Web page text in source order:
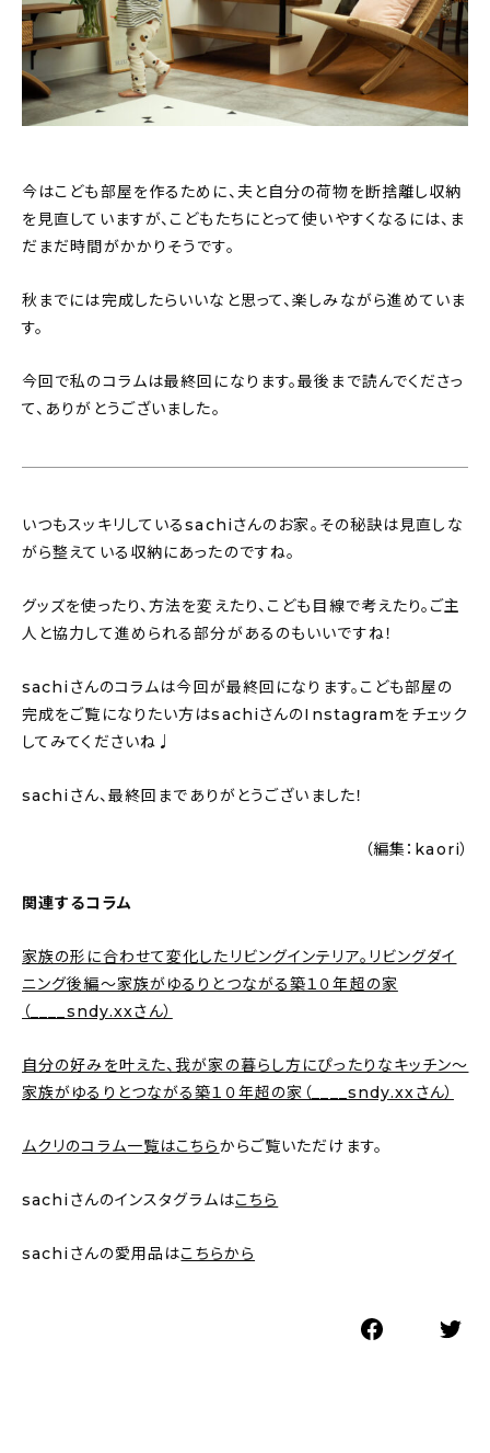
今はこども部屋を作るために、夫と自分の荷物を断捨離し収納
を見直していますが、こどもたちにとって使いやすくなるには、ま
だまだ時間がかかりそうです。
秋までには完成したらいいなと思って、楽しみながら進めていま
す。
今回で私のコラムは最終回になります。最後まで読んでくださっ
て、ありがとうございました。
いつもスッキリしているsachiさんのお家。その秘訣は見直しな
がら整えている収納にあったのですね。
グッズを使ったり、方法を変えたり、こども目線で考えたり。ご主
人と協力して進められる部分があるのもいいですね！
sachiさんのコラムは今回が最終回になります。こども部屋の
完成をご覧になりたい方はsachiさんのInstagramをチェック
してみてくださいね♩
sachiさん、最終回までありがとうございました！
（編集：kaori）
関連するコラム
家族の形に合わせて変化したリビングインテリア。リビングダイ
ニング後編〜家族がゆるりとつながる築１０年超の家
（____sndy.xxさん）
自分の好みを叶えた、我が家の暮らし方にぴったりなキッチン〜
家族がゆるりとつながる築１０年超の家（____sndy.xxさん）
ムクリのコラム一覧はこちらからご覧いただけます。
sachiさんのインスタグラムはこちら
sachiさんの愛用品はこちらから